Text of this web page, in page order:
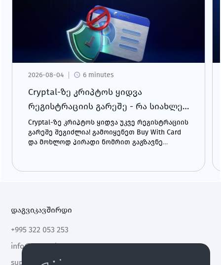
2026-08-04 6 minutes
Cryptal-ზე კრიპტოს ყიდვა
რეგისტრაციის გარეშე - რა სიახლე
გელოდება?
Cryptal-ზე კრიპტოს ყიდვა უკვე რეგისტრაციის
გარეშე შეგიძლია! გამოიყენეთ Buy With Card
და მოხლოდ პირადი ნომრით გაგზავნე
დაგვიკავშირდი
+995 322 053 253
info@cryptal.com
support@cryptal.com